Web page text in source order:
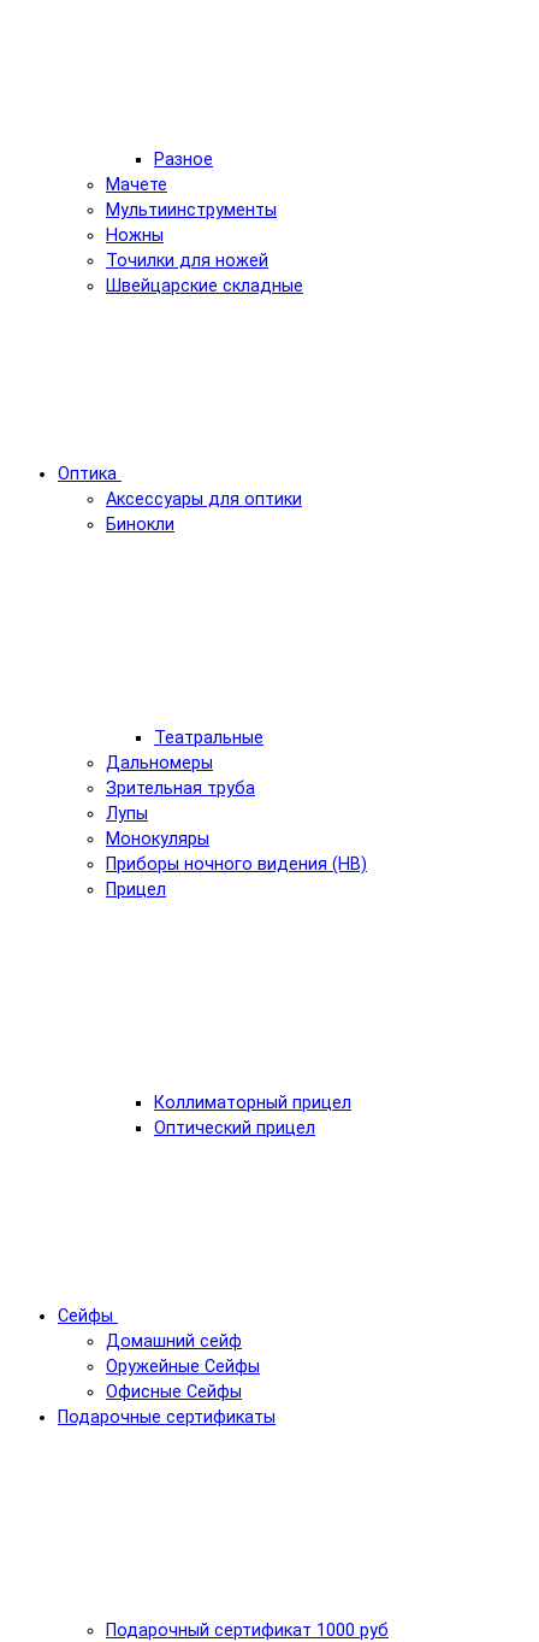
Разное
Мачете
Мультиинструменты
Ножны
Точилки для ножей
Швейцарские складные
Оптика
Аксессуары для оптики
Бинокли
Театральные
Дальномеры
Зрительная труба
Лупы
Монокуляры
Приборы ночного видения (НВ)
Прицел
Коллиматорный прицел
Оптический прицел
Сейфы
Домашний сейф
Оружейные Сейфы
Офисные Сейфы
Подарочные сертификаты
Подарочный сертификат 1000 руб